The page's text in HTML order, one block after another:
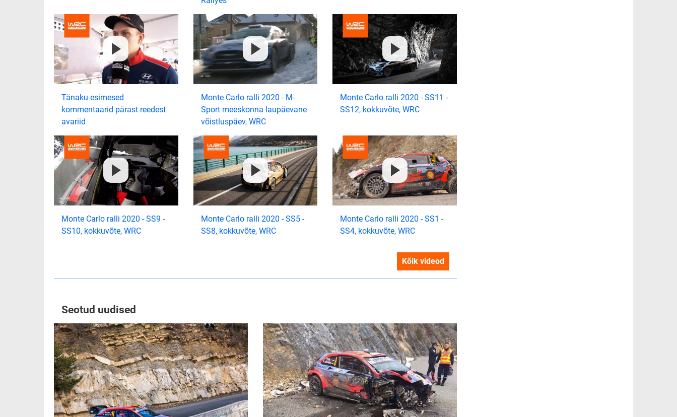
Tänaku esimesed
kommentaarid pärast reedest
avariid
Monte Carlo ralli 2020 - M-
Sport meeskonna laupäevane
võistluspäev, WRC
Monte Carlo ralli 2020 - SS11 -
SS12, kokkuvõte, WRC
Monte Carlo ralli 2020 - SS9 -
SS10, kokkuvõte, WRC
Monte Carlo ralli 2020 - SS5 -
SS8, kokkuvõte, WRC
Monte Carlo ralli 2020 - SS1 -
SS4, kokkuvõte, WRC
Kõik videod
Seotud uudised